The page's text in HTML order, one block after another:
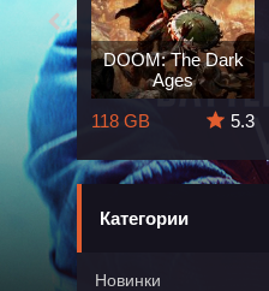
The
5.7
DOOM: The Dark
Ages
118 GB
5.3
Категории
Новинки